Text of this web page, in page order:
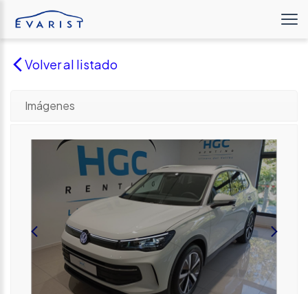
Volver al listado
Imágenes